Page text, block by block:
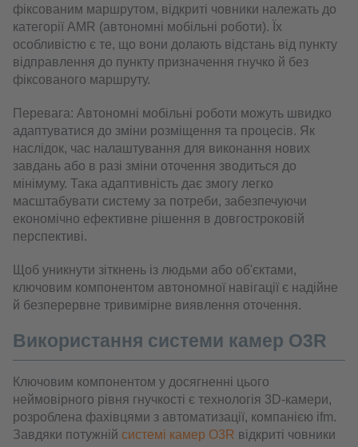
фіксованим маршрутом, відкриті човники належать до
категорії AMR (автономні мобільні роботи). Їх
особливістю є те, що вони долають відстань від пункту
відправлення до пункту призначення гнучко й без
фіксованого маршруту.
Перевага: Автономні мобільні роботи можуть швидко
адаптуватися до зміни розміщення та процесів. Як
наслідок, час налаштування для виконання нових
завдань або в разі зміни оточення зводиться до
мінімуму. Така адаптивність дає змогу легко
масштабувати систему за потреби, забезпечуючи
економічно ефективне рішення в довгостроковій
перспективі.
Щоб уникнути зіткнень із людьми або об'єктами,
ключовим компонентом автономної навігації є надійне
й безперервне тривимірне виявлення оточення.
Використання системи камер O3R
Ключовим компонентом у досягненні цього
неймовірного рівня гнучкості є технологія 3D-камери,
розроблена фахівцями з автоматизації, компанією ifm.
Завдяки потужній системі камер O3R відкриті човники